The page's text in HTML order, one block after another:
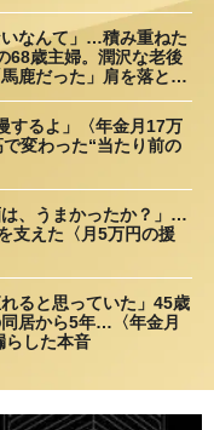
いなんて」…積み重ねた
68歳主婦。潤沢な老後
鹿だった」肩を落とす
するよ」〈年金月17万
変わった“当たり前の
は、うまかったか？」…
支えた〈月5万円の援
ると思っていた」45歳
居から5年…〈年金月
らした本音